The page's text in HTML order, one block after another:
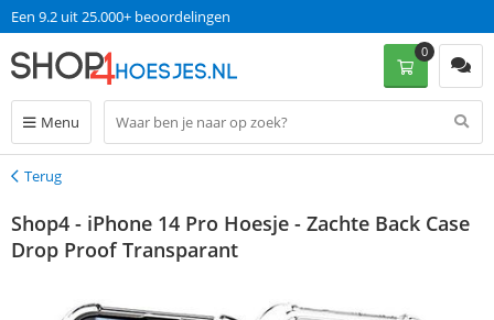
Een 9.2 uit 25.000+ beoordelingen
Menu
0
Terug
Terug
Shop4 - iPhone 14 Pro Hoesje - Zachte Back Case
Drop Proof Transparant